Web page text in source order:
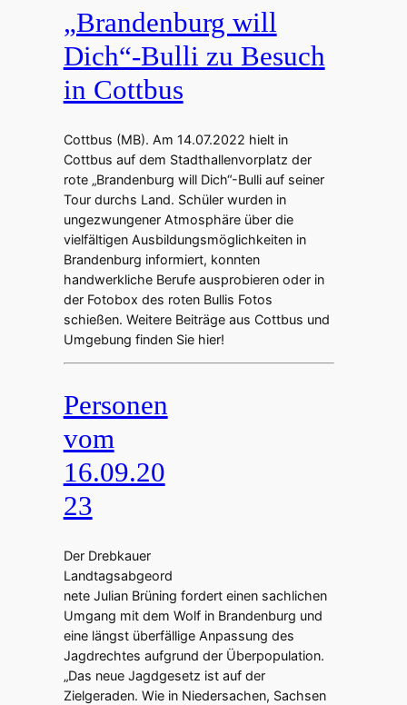
„Brandenburg will
Dich“-Bulli zu Besuch
in Cottbus
Cottbus (MB). Am 14.07.2022 hielt in
Cottbus auf dem Stadthallenvorplatz der
rote „Brandenburg will Dich“-Bulli auf seiner
Tour durchs Land. Schüler wurden in
ungezwungener Atmosphäre über die
vielfältigen Ausbildungsmöglichkeiten in
Brandenburg informiert, konnten
handwerkliche Berufe ausprobieren oder in
der Fotobox des roten Bullis Fotos
schießen. Weitere Beiträge aus Cottbus und
Umgebung finden Sie hier!
Personen
vom
16.09.20
23
Der Drebkauer
Landtagsabgeord
nete Julian Brüning fordert einen sachlichen
Umgang mit dem Wolf in Brandenburg und
eine längst überfällige Anpassung des
Jagdrechtes aufgrund der Überpopulation.
„Das neue Jagdgesetz ist auf der
Zielgeraden. Wie in Niedersachen, Sachsen